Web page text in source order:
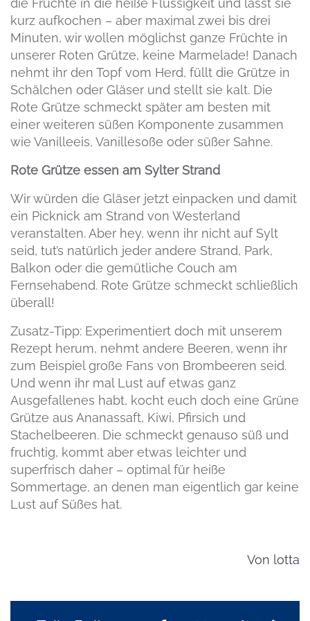
die Früchte in die heiße Flüssigkeit und lasst sie
kurz aufkochen – aber maximal zwei bis drei
Minuten, wir wollen möglichst ganze Früchte in
unserer Roten Grütze, keine Marmelade! Danach
nehmt ihr den Topf vom Herd, füllt die Grütze in
Schälchen oder Gläser und stellt sie kalt. Die
Rote Grütze schmeckt später am besten mit
einer weiteren süßen Komponente zusammen
wie Vanilleeis, Vanilles0ße oder süßer Sahne.
Rote Grütze essen am Sylter Strand
Wir würden die Gläser jetzt einpacken und damit
ein Picknick am Strand von Westerland
veranstalten. Aber hey, wenn ihr nicht auf Sylt
seid, tut’s natürlich jeder andere Strand, Park,
Balkon oder die gemütliche Couch am
Fernsehabend. Rote Grütze schmeckt schließlich
überall!
Zusatz-Tipp: Experimentiert doch mit unserem
Rezept herum, nehmt andere Beeren, wenn ihr
zum Beispiel große Fans von Brombeeren seid.
Und wenn ihr mal Lust auf etwas ganz
Ausgefallenes habt, kocht euch doch eine Grüne
Grütze aus Ananassaft, Kiwi, Pfirsich und
Stachelbeeren. Die schmeckt genauso süß und
fruchtig, kommt aber etwas leichter und
superfrisch daher – optimal für heiße
Sommertage, an denen man eigentlich gar keine
Lust auf Süßes hat.
Von lotta